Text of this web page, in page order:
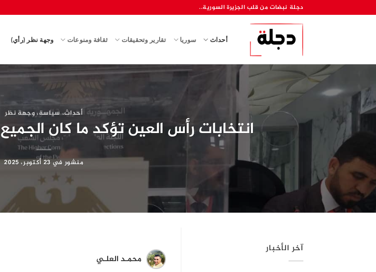
للمحتوى
دجلة نبضات من قلب الجزيرة السورية..
أحداث سوريا تقارير وتحقيقات ثقافة ومنوعات وجهة نظر (رأي)
أحداث،سياسة،وجهة نظر
انتخابات رأس العين تؤكد ما كان
منشور في23 أكتوبر، 2025
آخر الأخبار
محمـد العلـي